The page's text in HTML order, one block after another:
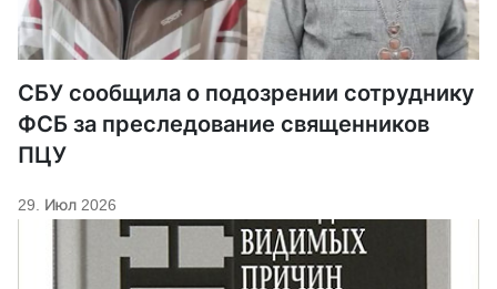
СБУ сообщила о подозрении сотруднику
ФСБ за преследование священников
ПЦУ
29. Июл 2026